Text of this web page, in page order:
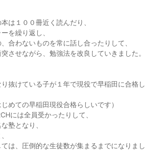
は１００冊近く読んだり、
を繰り返し、
合わないものを常に話し合ったりして、
させながら、勉強法を改良していきました。
抜けている子が１年で現役で早稲田に合格し
じめての早稲田現役合格らしいです）
には全員受かったりして、
塾となり、
は、圧倒的な生徒数が集まるまでになりまし